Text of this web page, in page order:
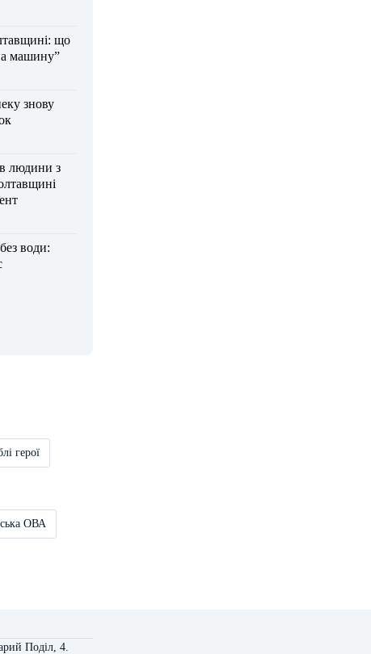
що
машину”
знову
людини з
води:
герої
ОВА
Поділ, 4.